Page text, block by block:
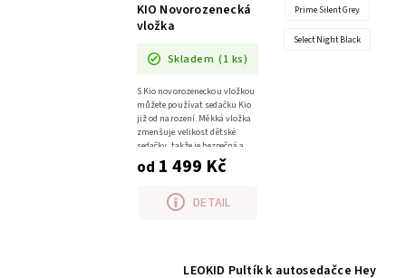
KIO Novorozenecká
vložka
Skladem (1 ks)
od 1 499 Kč
DETAIL
S Kio novorozeneckou vložkou
můžete používat sedačku Kio
již od narození. Měkká vložka
zmenšuje velikost dětské
sedačky, takže je bezpečná a
pohodlná pro nejmenší (do 60
cm)....
Prime Silent Grey
Select Night Black
LEOKID Pultík k autosedačce Hey